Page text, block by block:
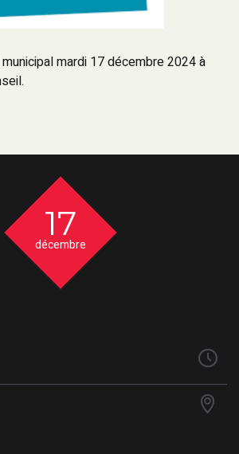
mardi 17 décembre 2024 à
17
décembre